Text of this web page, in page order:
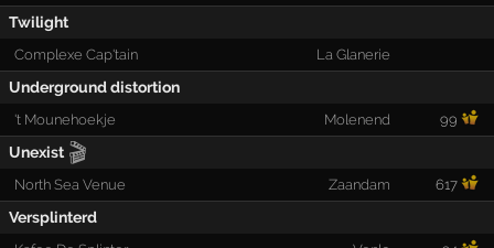
Twilight
Complexe Cap'tain La Glanerie
Underground distortion
't Mounehoekje Molenend 99
Unexist 🎬
North Sea Venue Zaandam 617
Versplinterd